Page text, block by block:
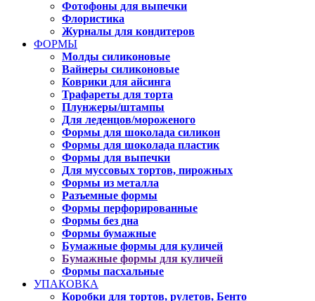
Фотофоны для выпечки
Флористика
Журналы для кондитеров
ФОРМЫ
Молды силиконовые
Вайнеры силиконовые
Коврики для айсинга
Трафареты для торта
Плунжеры/штампы
Для леденцов/мороженого
Формы для шоколада силикон
Формы для шоколада пластик
Формы для выпечки
Для муссовых тортов, пирожных
Формы из металла
Разъемные формы
Формы перфорированные
Формы без дна
Формы бумажные
Бумажные формы для куличей
Бумажные формы для куличей
Формы пасхальные
УПАКОВКА
Коробки для тортов, рулетов, Бенто